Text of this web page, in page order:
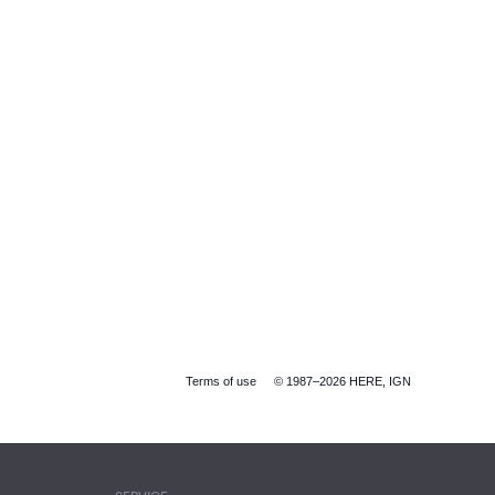
Terms of use © 1987–2026 HERE, IGN